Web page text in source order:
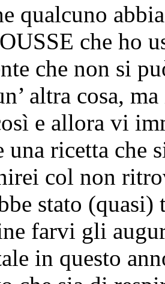
qualcuno
che ho
che non si
altra cosa,
e allora vi
una ricetta che
col non
stato
farvi gli
in questo